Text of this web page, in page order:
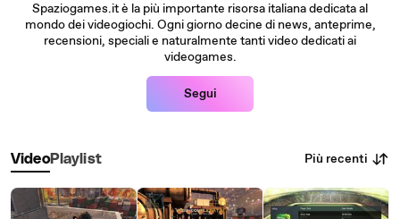
Spaziogames.it è la più importante risorsa italiana dedicata al
mondo dei videogiochi. Ogni giorno decine di news, anteprime,
recensioni, speciali e naturalmente tanti video dedicati ai
videogames.
Segui
VideoPlaylist Più recenti